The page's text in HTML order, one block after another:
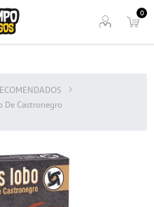
0
De Castronegro